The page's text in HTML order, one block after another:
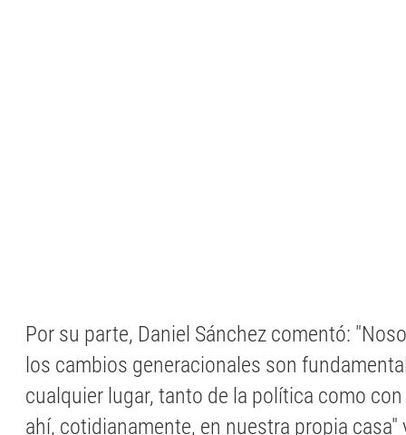
Por su parte, Daniel Sánchez comentó:
los cambios generacionales son
cualquier lugar, tanto de la política como
ahí, cotidianamente, en nuestra propia casa"